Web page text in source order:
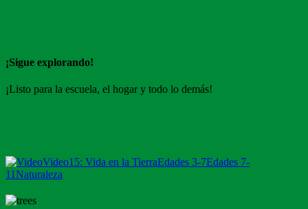
¡Sigue explorando!
¡Listo para la escuela, el hogar y todo lo demás!
Video15: Vida en la TierraEdades 3-7Edades 7-
11Naturaleza